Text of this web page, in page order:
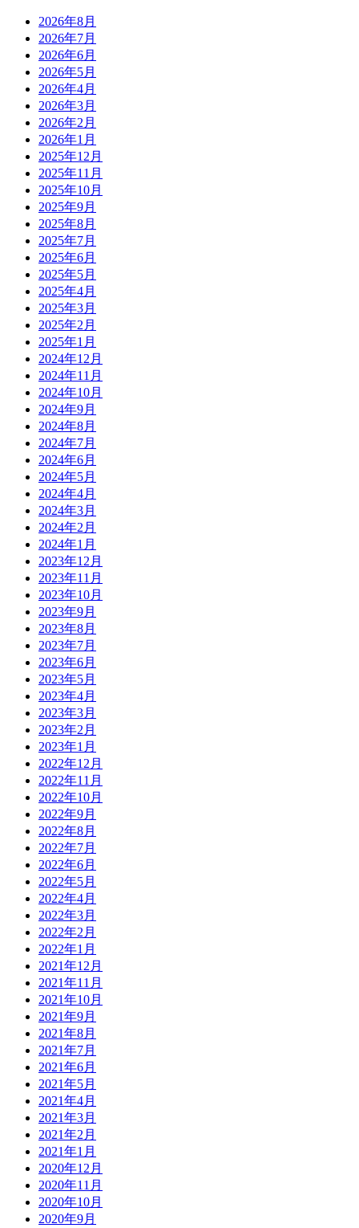
2026年8月
2026年7月
2026年6月
2026年5月
2026年4月
2026年3月
2026年2月
2026年1月
2025年12月
2025年11月
2025年10月
2025年9月
2025年8月
2025年7月
2025年6月
2025年5月
2025年4月
2025年3月
2025年2月
2025年1月
2024年12月
2024年11月
2024年10月
2024年9月
2024年8月
2024年7月
2024年6月
2024年5月
2024年4月
2024年3月
2024年2月
2024年1月
2023年12月
2023年11月
2023年10月
2023年9月
2023年8月
2023年7月
2023年6月
2023年5月
2023年4月
2023年3月
2023年2月
2023年1月
2022年12月
2022年11月
2022年10月
2022年9月
2022年8月
2022年7月
2022年6月
2022年5月
2022年4月
2022年3月
2022年2月
2022年1月
2021年12月
2021年11月
2021年10月
2021年9月
2021年8月
2021年7月
2021年6月
2021年5月
2021年4月
2021年3月
2021年2月
2021年1月
2020年12月
2020年11月
2020年10月
2020年9月